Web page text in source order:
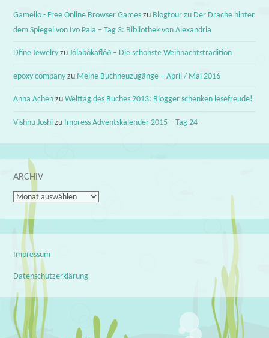
Gameilo - Free Online Browser Games zu Blogtour zu Der Drache hinter
dem Spiegel von Ivo Pala – Tag 3: Bibliothek von Alexandria
Dfine Jewelry zuJólabókaflóð – Die schönste Weihnachtstradition
epoxy company zu Meine Buchneuzugänge – April / Mai 2016
Anna Achen zuWelttag des Buches 2013: Blogger schenken lesefreude!
Vishnu Joshi zu Impress Adventskalender 2015 – Tag 24
ARCHIV
Archiv
Impressum
Datenschutzerklärung